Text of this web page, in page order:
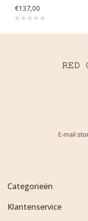
€137,00
E-mail
Categorieën
Klantenservice